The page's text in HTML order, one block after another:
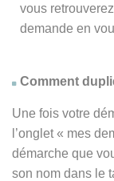
vous
demande en
Comment
Une fois votre
l’onglet « mes
démarche que
son nom dans le